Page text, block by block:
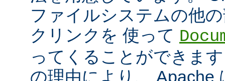
ファイルシステムの他
クリンクを 使って
ってくることができま
の理由により、 Apache